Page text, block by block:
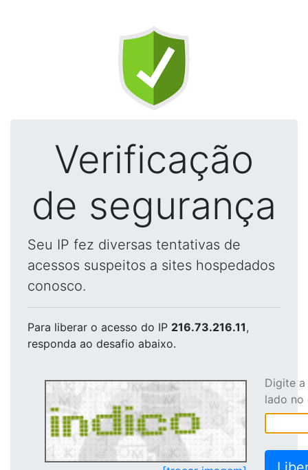
Verificação
de segurança
Seu IP fez diversas tentativas de
acessos suspeitos a sites hospedados
conosco.
Para liberar o acesso do IP 216.73.216.11,
responda ao desafio abaixo.
Digite
lado no